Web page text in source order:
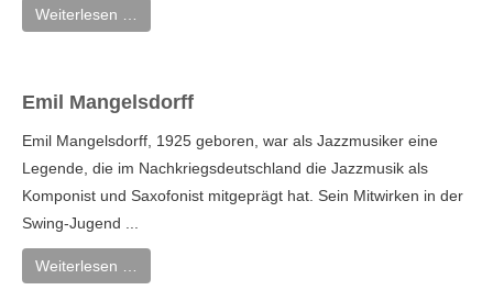
Weiterlesen …
Emil Mangelsdorff
Emil Mangelsdorff, 1925 geboren, war als Jazzmusiker eine
Legende, die im Nachkriegsdeutschland die Jazzmusik als
Komponist und Saxofonist mitgeprägt hat. Sein Mitwirken in der
Swing-Jugend ...
Weiterlesen …